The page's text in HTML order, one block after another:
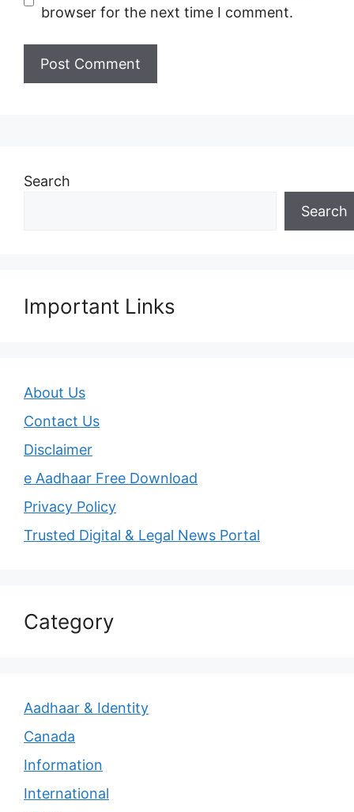
browser for the next time I comment.
Search
Search
Important Links
About Us
Contact Us
Disclaimer
e Aadhaar Free Download
Privacy Policy
Trusted Digital & Legal News Portal
Category
Aadhaar & Identity
Canada
Information
International